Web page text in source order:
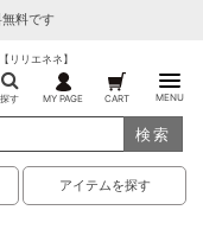
料です
リリエネネ】
探す MY PAGE CART MENU
検索
アイテムを探す